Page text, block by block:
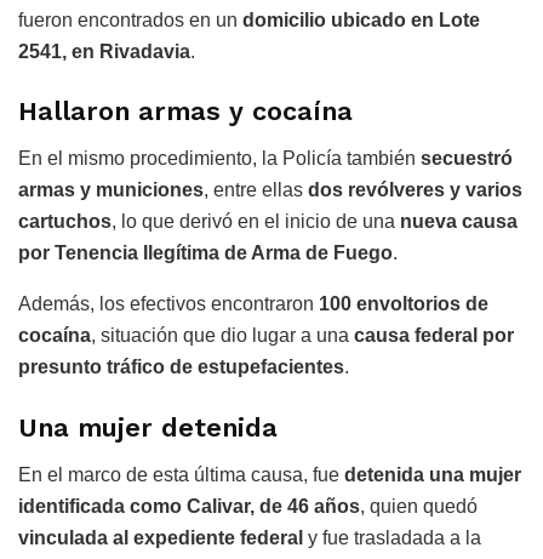
fueron encontrados en un domicilio ubicado en Lote
2541, en Rivadavia.
Hallaron armas y cocaína
En el mismo procedimiento, la Policía también secuestró
armas y municiones, entre ellas dos revólveres y varios
cartuchos, lo que derivó en el inicio de una nueva causa
por Tenencia Ilegítima de Arma de Fuego.
Además, los efectivos encontraron 100 envoltorios de
cocaína, situación que dio lugar a una causa federal por
presunto tráfico de estupefacientes.
Una mujer detenida
En el marco de esta última causa, fue detenida una mujer
identificada como Calivar, de 46 años, quien quedó
vinculada al expediente federal y fue trasladada a la